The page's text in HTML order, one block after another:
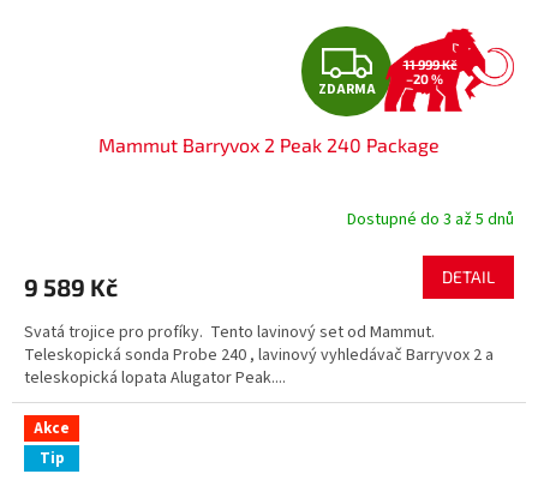
Z
D
A
R
A
ZDARMA
11 999 Kč
–20 %
Mammut Barryvox 2 Peak 240 Package
Dostupné do 3 až 5 dnů
9 589 Kč DETAIL
Svatá trojice pro profíky. Tento lavinový set od Mammut.
Teleskopická sonda Probe 240 , lavinový vyhledávač Barryvox 2 a
teleskopická lopata Alugator Peak....
Akce
Tip